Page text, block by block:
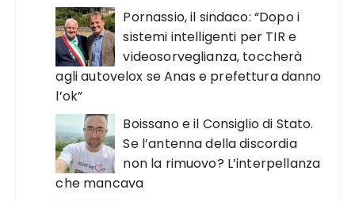
Pornassio, il sindaco: “Dopo i
sistemi intelligenti per TIR e
videosorveglianza, toccherà
agli autovelox se Anas e prefettura danno
l’ok”
Boissano e il Consiglio di Stato.
Se l’antenna della discordia
non la rimuovo? L’interpellanza
che mancava